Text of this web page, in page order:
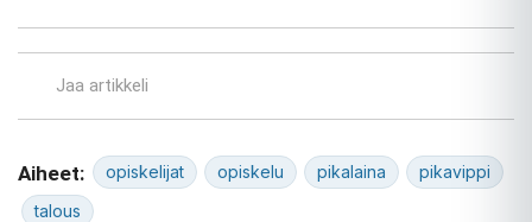
Jaa artikkeli
Aiheet: opiskelijat opiskelu pikalaina
pikavippi
talous